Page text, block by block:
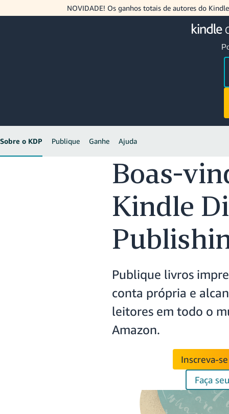
NOVIDADE! Os ganhos totais de autores do
Sobre o KDP Publique Ganhe Ajuda
Boas-
Kindle
Publique livros
conta própria e
leitores em todo o
Amazon.
Inscreva-
Faça